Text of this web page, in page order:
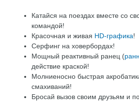
Катайся на поездах вместе со
командой!
Красочная и живая HD-графика!
Серфинг на ховербордах!
Мощный реактивный ранец (
действие краской!
Молниеносно быстрая
смахиваний!
Бросай вызов своим друзьям и